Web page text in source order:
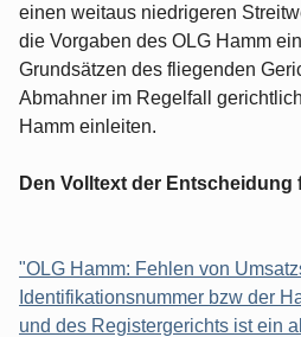
einen weitaus niedrigeren
die Vorgaben des OLG Hamm
Grundsätzen des fliegenden
Abmahner im Regelfall
Hamm einleiten.
Den Volltext der Entscheidung
"OLG Hamm: Fehlen von
Identifikationsnummer bzw der
und des Registergerichts ist ein